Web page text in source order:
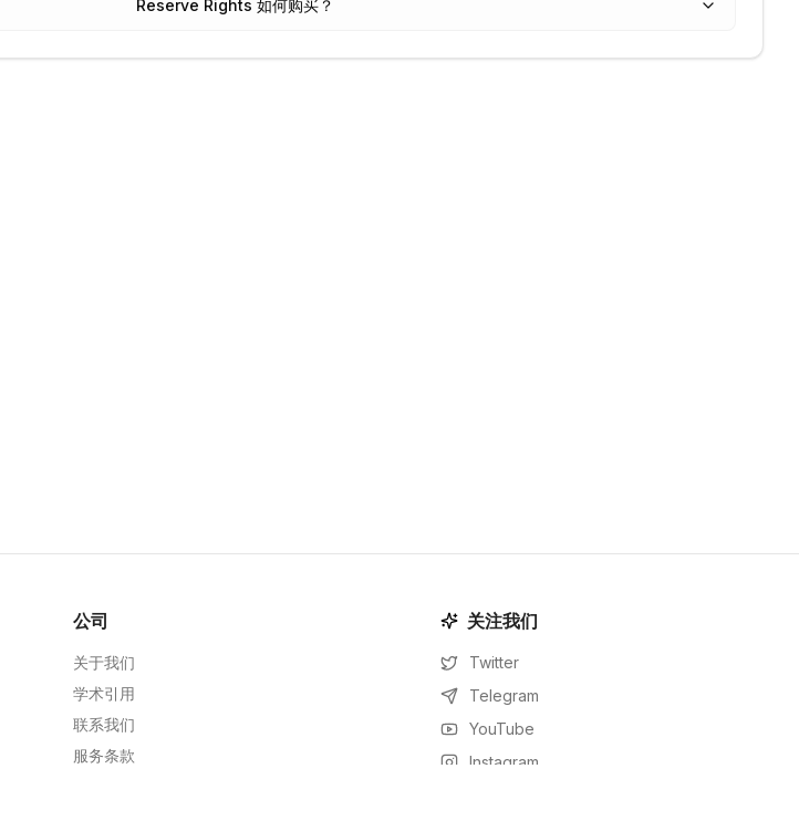
Reserve Rights 如何购买？
公司
关于我们
学术引用
联系我们
服务条款
关注我们
Twitter
Telegram
YouTube
Instagram